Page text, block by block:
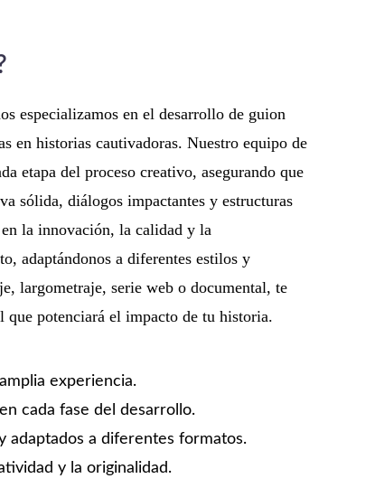
especializamos en el desarrollo de guion
en historias cautivadoras. Nuestro equipo de
etapa del proceso creativo, asegurando que
sólida, diálogos impactantes y estructuras
la innovación, la calidad y la
adaptándonos a diferentes estilos y
largometraje, serie web o documental, te
que potenciará el impacto de tu historia.
experiencia.
cada fase del desarrollo.
adaptados a diferentes formatos.
y la originalidad.